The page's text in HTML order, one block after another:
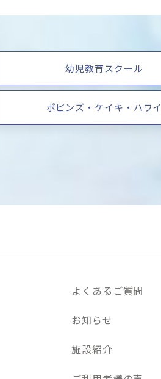
幼児教育スクール
ポピンズ・ケイキ・ハワイ
よくあるご質問
お知らせ
施設紹介